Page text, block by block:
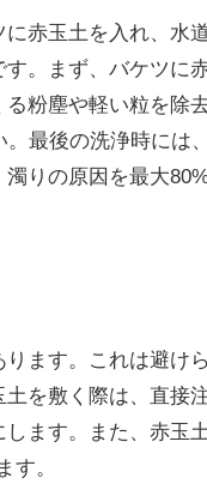
赤玉土を入れ、水
。まず、バケツに
粉塵や軽い粒を除
。最後の洗浄時には
りの原因を最大
ます。これは避け
を敷く際は、直接
ます。また、赤玉
す。